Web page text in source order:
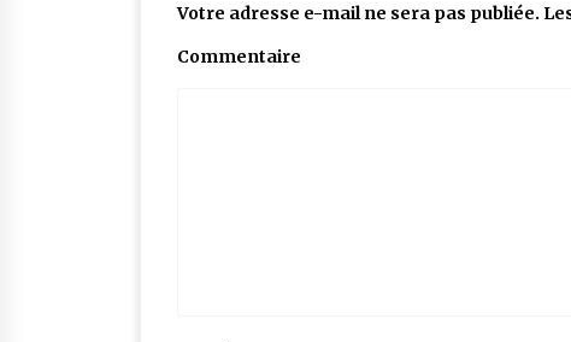
Votre adresse e-mail ne sera pas publiée.
Commentaire